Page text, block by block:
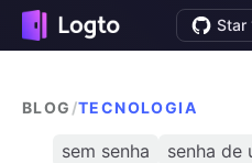
Star
BLOG /TECNOLOGIA
sem senha senha de